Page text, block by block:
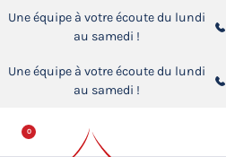
Une équipe à votre écoute du lundi
au samedi !
Une équipe à votre écoute du lundi
au samedi !
0